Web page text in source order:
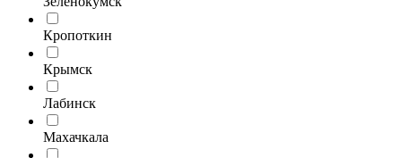
Кропоткин
Крымск
Лабинск
Махачкала